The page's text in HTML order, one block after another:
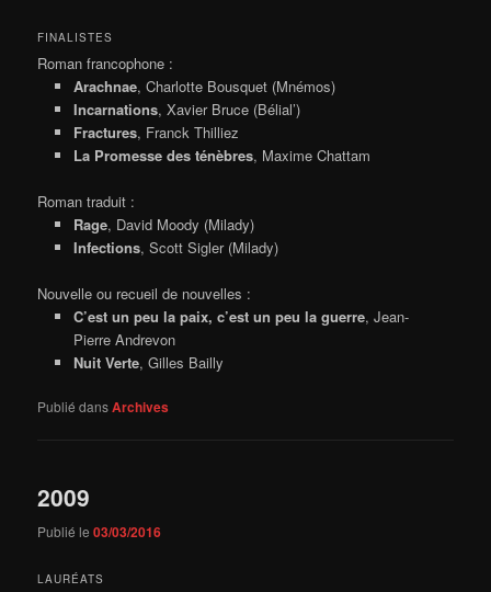
FINALISTES
Roman francophone :
Arachnae, Charlotte Bousquet (Mnémos)
Incarnations, Xavier Bruce (Bélial’)
Fractures, Franck Thilliez
La Promesse des ténèbres, Maxime Chattam
Roman traduit :
Rage, David Moody (Milady)
Infections, Scott Sigler (Milady)
Nouvelle ou recueil de nouvelles :
C’est un peu la paix, c’est un peu la guerre, Jean-
Pierre Andrevon
Nuit Verte, Gilles Bailly
Publié dansArchives
2009
Publié le03/03/2016
LAURÉATS